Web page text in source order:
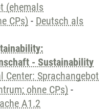
(ehemals
CPs) - Deutsch als
- Sustainability
Center: Sprachangebot
ohne CPs) -
A1.2